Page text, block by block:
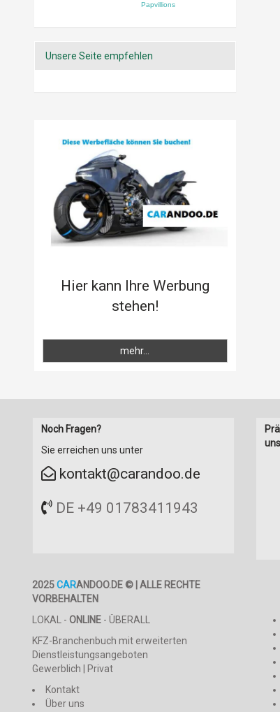
Papvillions
Unsere Seite empfehlen
Hier kann Ihre Werbung
stehen!
mehr...
Noch Fragen?
Sie erreichen uns unter
kontakt@carandoo.de
DE +49 01783411943
2025CARANDOO.DE © | ALLE RECHTE
VORBEHALTEN
LOKAL - ONLINE- ÜBERALL
KFZ-Branchenbuch mit erweiterten
Dienstleistungsangeboten
Gewerblich | Privat
Kontakt
Über uns